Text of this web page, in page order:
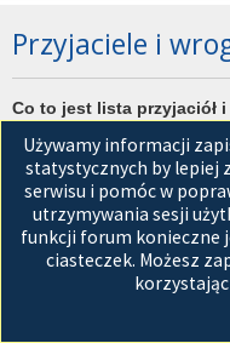
Przyjaciele i
Co to jest lista przyjaciół
użytkowników witryny.
wyświetleni na karcie
zarządzania kontem. Z
status, a także wysłać
używanego stylu witryny,
wyróżniane. Jeśli
Używamy informacji
statystycznych by lepiej
serwisu i pomóc w
utrzymywania sesji
funkcji forum konieczne
ciasteczek. Możesz